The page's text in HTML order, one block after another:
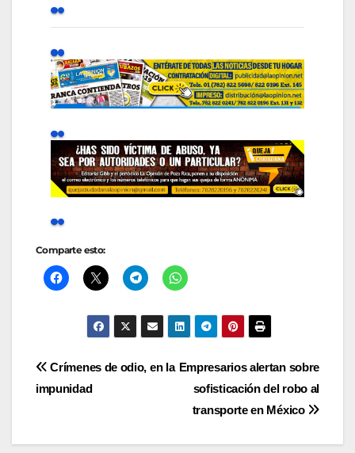
Comparte esto:
Navegación
de
entradas
Empresarios alertan sobre
sofisticación del robo al
transporte en México
Crímenes de odio, en la
impunidad